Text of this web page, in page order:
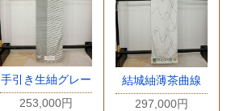
手引き生紬グレー
253,000円
結城紬薄茶曲線
297,000円